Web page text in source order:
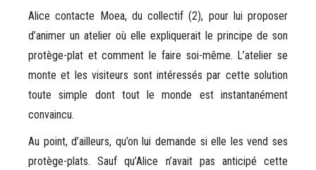
Alice contacte Moea, du collectif (2), pour lui proposer
d’animer un atelier où elle expliquerait le principe de son
protège-plat et comment le faire soi-même. L’atelier se
monte et les visiteurs sont intéressés par cette solution
toute simple dont tout le monde est instantanément
convaincu.
Au point, d’ailleurs, qu’on lui demande si elle les vend ses
protège-plats. Sauf qu’Alice n’avait pas anticipé cette